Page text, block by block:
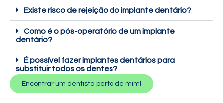
Existe risco de rejeição do implante dentário?
Como é o pós-operatório de um implante
dentário?
É possível fazer implantes dentários para
substituir todos os dentes?
Encontrar um dentista perto de mim!